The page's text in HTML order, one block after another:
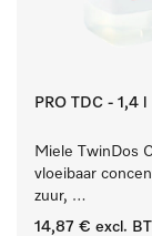
PRO TDC - 1,4 l
Miele TwinDos
vloeibaar
zuur,
1,4 l
14,87 € excl.